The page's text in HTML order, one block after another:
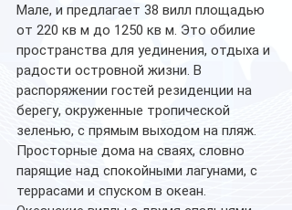
Мале, и предлагает 38 вилл площадью
от 220 кв м до 1250 кв м. Это обилие
пространства для уединения, отдыха и
радости островной жизни. В
распоряжении гостей резиденции на
берегу, окруженные тропической
зеленью, с прямым выходом на пляж.
Просторные дома на сваях, словно
парящие над спокойными лагунами, с
террасами и спуском в океан.